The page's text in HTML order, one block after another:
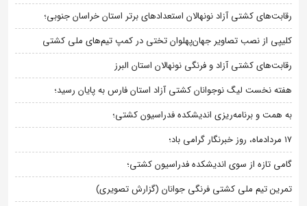
رقابت‌های کشتی آزاد نونهالان استعدادهای برتر استان خراسان جنوبی؛
کلیپی از نصب تصاویر جهان‌پهلوان تختی در کمپ تیم‌های ملی کشتی
رقابت‌های کشتی آزاد و فرنگی نونهالان استان البرز
هفته نخست لیگ نوجوانان کشتی آزاد استان فارس به پایان رسید؛
به همت و برنامه‌ریزی اندیشکده فدراسیون کشتی؛
۱۷ مردادماه، روز خبرنگار گرامی باد؛
گامی تازه از سوی اندیشکده فدراسیون کشتی؛
تمرین تیم ملی کشتی فرنگی جوانان (گزارش تصویری)